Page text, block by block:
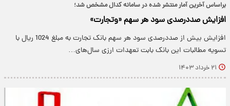
براساس آخرین آمار منتشر شده در سامانه کدال مشخص شد؛
افزایش صددرصدی سود هر سهم «وتجارت»
افزایش بیش از صددرصدی سود هر سهم بانک تجارت به مبلغ 1024 ریال با
تسویه مطالبات این بانک بابت تعهدات ارزی سال‌های…
۲۱ خرداد ۱۴۰۳